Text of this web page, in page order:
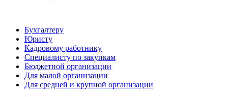
Бухгалтеру
Юристу
Кадровому работнику
Специалисту по закупкам
Бюджетной организации
Для малой организации
Для средней и крупной организации